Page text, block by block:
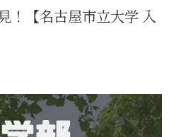
！【名古屋市立大学 入